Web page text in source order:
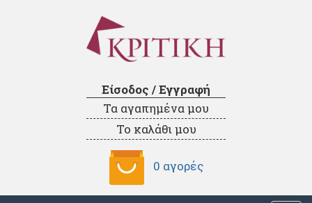
Είσοδος / Εγγραφή
Τα αγαπημένα μου
Το καλάθι μου
0 αγορές